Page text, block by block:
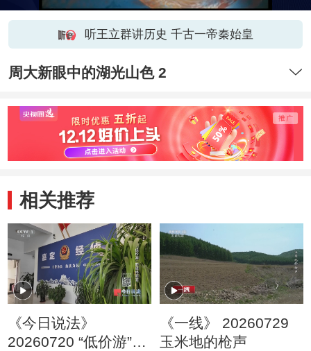
听王立群讲历史 千古一帝秦始皇
周大新眼中的湖光山色 2
相关推荐
《今日说法》
20260720 “低价游”的
《一线》 20260729
玉米地的枪声